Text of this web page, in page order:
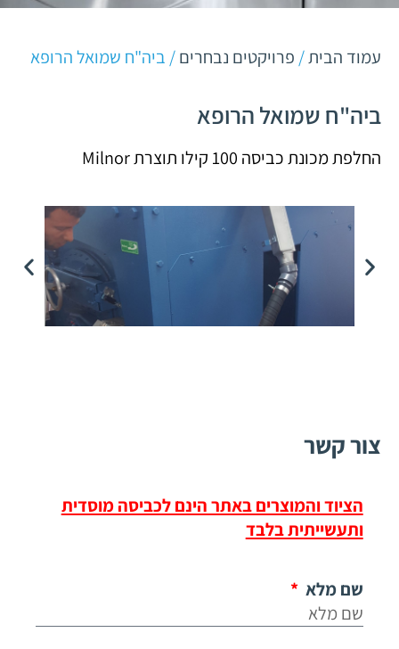
עמוד הבית/ פרויקטים נבחרים/ ביה"ח שמואל הרופא
ביה"ח שמואל הרופא
החלפת מכונת כביסה 100 קילו תוצרת Milnor
צור קשר
הציוד והמוצרים באתר הינם לכביסה מוסדית
ותעשייתית בלבד
שם מלא